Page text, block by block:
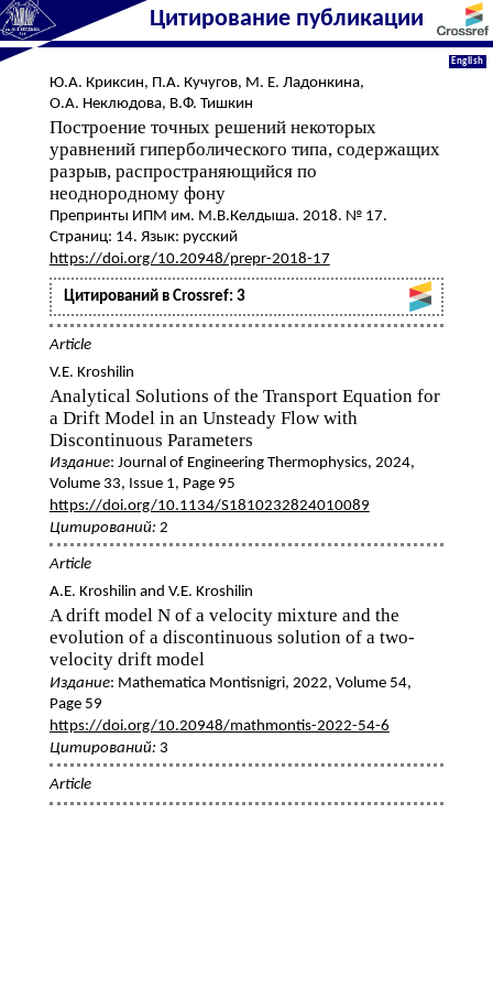
Цитирование публикации
English
Ю.А. Криксин, П.А. Кучугов, М. Е. Ладонкина,
О.А. Неклюдова, В.Ф. Тишкин
Построение точных решений некоторых
уравнений гиперболического типа, содержащих
разрыв, распространяющийся по
неоднородному фону
Препринты ИПМ им. М.В.Келдыша. 2018. № 17.
Страниц: 14. Язык: русский
https://doi.org/10.20948/prepr-2018-17
Цитирований в Crossref: 3
Article
V.E. Kroshilin
Analytical Solutions of the Transport Equation for
a Drift Model in an Unsteady Flow with
Discontinuous Parameters
Издание: Journal of Engineering Thermophysics, 2024,
Volume 33, Issue 1, Page 95
https://doi.org/10.1134/S1810232824010089
Цитирований: 2
Article
A.E. Kroshilin and V.E. Kroshilin
A drift model N of a velocity mixture and the
evolution of a discontinuous solution of a two-
velocity drift model
Издание: Mathematica Montisnigri, 2022, Volume 54,
Page 59
https://doi.org/10.20948/mathmontis-2022-54-6
Цитирований: 3
Article